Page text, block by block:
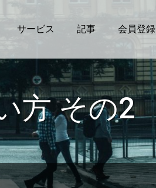
サービス 記事 会員登録
方 その2